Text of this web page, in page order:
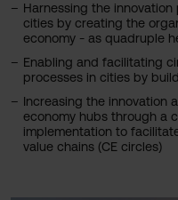
Harnessing the
cities by creating the
economy - as quadruple
Enabling and facilitating
processes in cities by
Increasing the innovation
economy hubs through a
implementation to
value chains (CE circles)